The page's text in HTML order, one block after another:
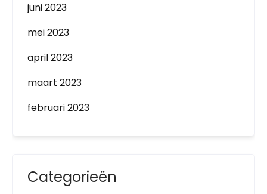
juni 2023
mei 2023
april 2023
maart 2023
februari 2023
Categorieën